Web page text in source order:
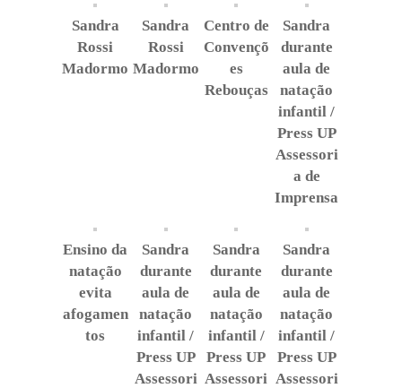
Sandra
Rossi
Madormo
Sandra
Rossi
Madormo
Centro de
Convençõ
es
Rebouças
Sandra
durante
aula de
natação
infantil /
Press UP
Assessori
a de
Imprensa
Ensino da
natação
evita
afogamen
tos
Sandra
durante
aula de
natação
infantil /
Press UP
Assessori
Sandra
durante
aula de
natação
infantil /
Press UP
Assessori
Sandra
durante
aula de
natação
infantil /
Press UP
Assessori